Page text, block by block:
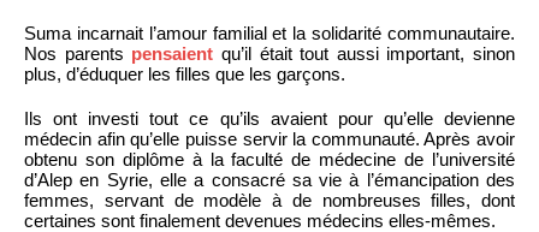
Suma incarnait l’amour familial et la solidarité communautaire.
Nos parents pensaient qu’il était tout aussi important, sinon
plus, d’éduquer les filles que les garçons.
Ils ont investi tout ce qu’ils avaient pour qu’elle devienne
médecin afin qu’elle puisse servir la communauté. Après avoir
obtenu son diplôme à la faculté de médecine de l’université
d’Alep en Syrie, elle a consacré sa vie à l’émancipation des
femmes, servant de modèle à de nombreuses filles, dont
certaines sont finalement devenues médecins elles-mêmes.